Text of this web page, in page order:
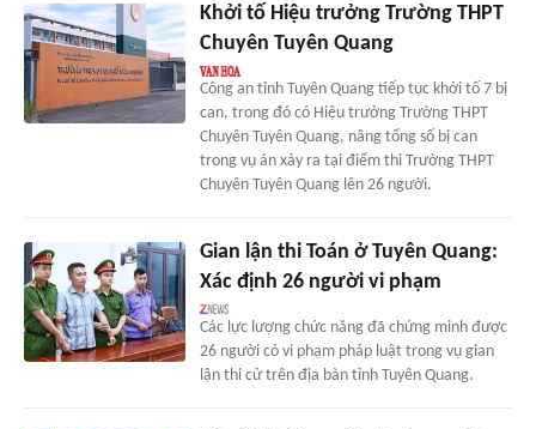
Khởi tố Hiệu trưởng Trường THPT
Chuyên Tuyên Quang
Công an tỉnh Tuyên Quang tiếp tục khởi tố 7 bị
can, trong đó có Hiệu trưởng Trường THPT
Chuyên Tuyên Quang, nâng tổng số bị can
trong vụ án xảy ra tại điểm thi Trường THPT
Chuyên Tuyên Quang lên 26 người.
Gian lận thi Toán ở Tuyên Quang:
Xác định 26 người vi phạm
Các lực lượng chức năng đã chứng minh được
26 người có vi phạm pháp luật trong vụ gian
lận thi cử trên địa bàn tỉnh Tuyên Quang.